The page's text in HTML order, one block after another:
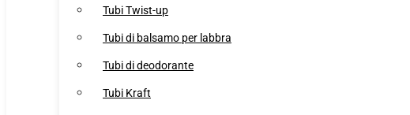
Tubi Twist-up
Tubi di balsamo per labbra
Tubi di deodorante
Tubi Kraft